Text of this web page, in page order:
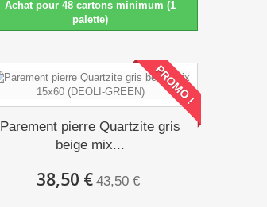
Achat pour 48 cartons minimum (1
palette)
PROMO !
Parement pierre Quartzite gris
beige mix...
38,50 € 43,50 €